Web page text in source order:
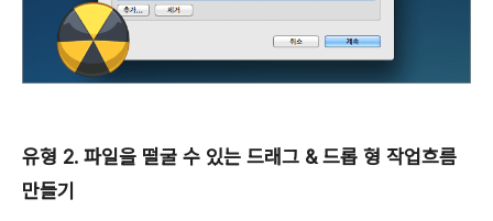
유형 2. 파일을 떨굴 수 있는 드래그 & 드롭 형 작업흐름
만들기